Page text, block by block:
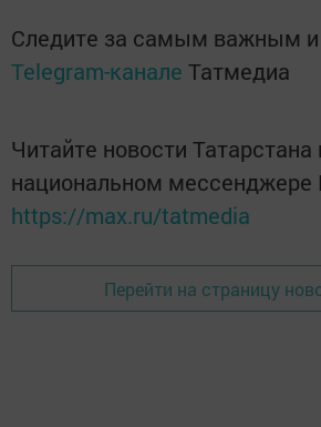
Следите за самым важным
Telegram-канале Татмедиа
Читайте новости Татарстана
национальном мессенджере
https://max.ru/tatmedia
Перейти на страницу